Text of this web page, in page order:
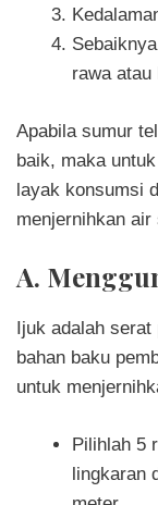
rawa atau
Apabila sumur
baik, maka
layak konsumsi
menjernihkan air
A.
Ijuk adalah serat
bahan baku
untuk
Pilihlah 5
lingkaran